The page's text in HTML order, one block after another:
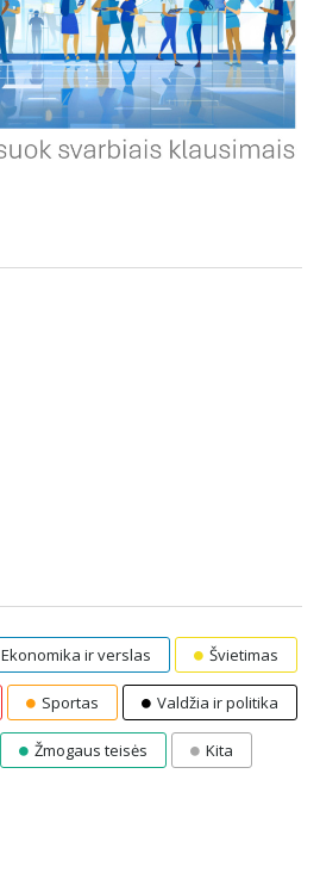
Ekonomika ir verslas Švietimas
Sportas Valdžia ir politika
Žmogaus teisės Kita